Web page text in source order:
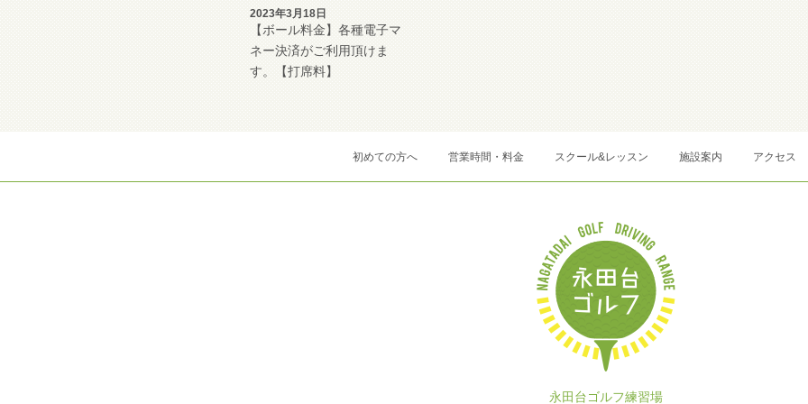
2023年3月18日
【ボール料金】各種電子マ
ネー決済がご利用頂けま
す。【打席料】
初めての方へ 営業時間・料金 スクール&レッスン 施設案内 アクセス
永田台ゴルフ練習場